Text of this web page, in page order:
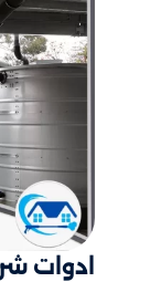
ادوات